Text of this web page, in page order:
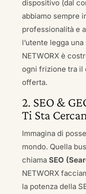
dispositivo (dal
abbiamo sempre
professionalità e
l’utente legga
NETWORX è
ogni frizione tra il
offerta.
2. SEO &
Ti Sta
Immagina di
mondo. Quella
chiama SEO
NETWORX
la potenza della